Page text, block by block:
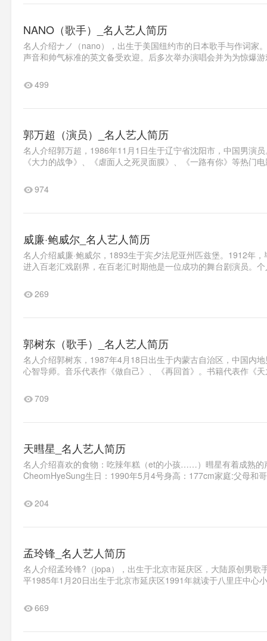
NANO（歌手）_名人艺人简历
名人介绍ナノ（nano），出生于美国纽约市的日本歌手与作词家
声音和帅气标准的英文备受欢迎。后多次举办演唱会并为为惊爆
499
郭万超（演员）_名人艺人简历
名人介绍郭万超，1986年11月1日生于辽宁省沈阳市，中国男演
《大力的战争》、《虐面人之死灵面膜》、《一路有你》等热门
974
威廉·鲍威尔_名人艺人简历
名人介绍威廉·鲍威尔，1893生于宾夕法尼亚州匹兹堡。1912年
进入百老汇戏剧界，在百老汇时期他是一位成功的舞台剧演员。
269
郭树东（歌手）_名人艺人简历
名人介绍郭树东，1987年4月18日出生于内蒙古自治区，中国内
心智导师。音乐代表作《做自己》、《再回首》。书籍代表作《
709
天暳星_名人艺人简历
名人介绍喜欢的食物：吃辣年糕（et的小孩……）暳星有着成熟
CheomHyeSung生日：1990年5月4号身高：177cm家庭:父母和
204
孟玲锋_名人艺人简历
名人介绍孟玲锋?（jopa），出生于北京市延庆区，大陆原创男
平1985年1月20日出生于北京市延庆区1991年就读于八里庄中心
669